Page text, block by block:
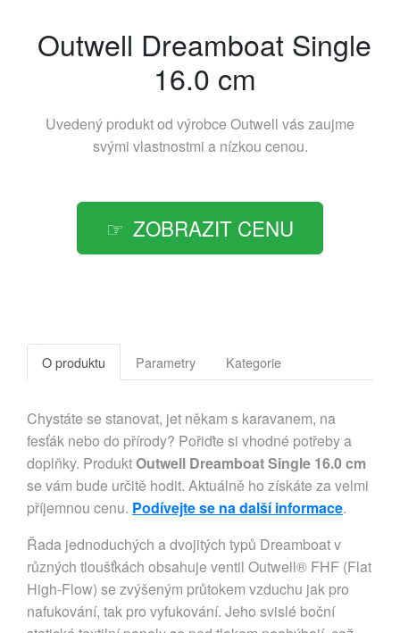
Outwell Dreamboat Single
16.0 cm
Uvedený produkt od výrobce Outwell vás zaujme
svými vlastnostmi a nízkou cenou.
ZOBRAZIT CENU
O produktu Parametry Kategorie
Chystáte se stanovat, jet někam s karavanem, na
fesťák nebo do přírody? Pořiďte si vhodné potřeby a
doplňky. ProduktOutwell Dreamboat Single 16.0 cm
se vám bude určitě hodit. Aktuálně ho získáte za velmi
příjemnou cenu. Podívejte se na další informace.
Řada jednoduchých a dvojitých typů Dreamboat v
různých tloušťkách obsahuje ventil Outwell® FHF (Flat
High-Flow) se zvýšeným průtokem vzduchu jak pro
nafukování, tak pro vyfukování. Jeho svislé boční